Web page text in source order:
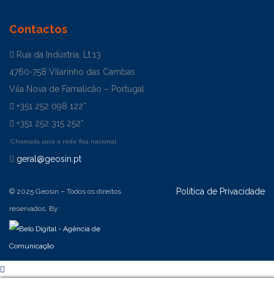
Contactos
Rua da Indústria, Lt.13
4760-758 Vilarinho das Cambas
Vila Nova de Famalicão – Portugal
+351 252 098 122*
+351 252 315 252*
*Chamada para a rede fixa nacional
geral@geosin.pt
© 2025 Geosin – Todos os direitos
reservados. By:
Política de Privacidade